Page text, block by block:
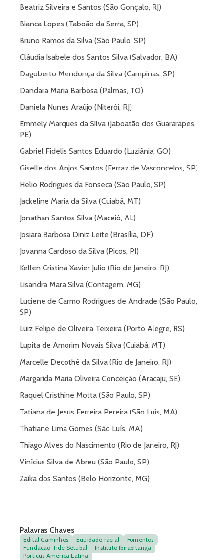
Beatriz Silveira e Santos (São Gonçalo, RJ)
Bianca Lopes (Taboão da Serra, SP)
Bruno Ramos da Silva (São Paulo, SP)
Cláudia Isabele dos Santos Silva (Salvador, BA)
Dagoberto Mendonça da Silva (Campinas, SP)
Dandara Maria Barbosa (Palmas, TO)
Daniela Nunes Araújo (Niterói, RJ)
Emmely Marques da Silva (Jaboatão dos Guararapes,
PE)
Gabriel Fidelis Santos Eduardo (Luziânia, GO)
Giselle dos Anjos Santos (Ferraz de Vasconcelos, SP)
Helio Rodrigues da Fonseca (São Paulo, SP)
Jackeline Maria da Silva (Cuiabá, MT)
Jonathan Santos Silva (Maceió, AL)
Josiara Barbosa Diniz Leite (Brasília, DF)
Jovanna Cardoso da Silva (Picos, PI)
Kellen Cristina Xavier Julio (Rio de Janeiro, RJ)
Lisandra Mara Silva (Contagem, MG)
Luciene de Carmo Rodrigues de Andrade (São Paulo,
SP)
Luiz Felipe de Oliveira Teixeira (Porto Alegre, RS)
Lupita de Amorim Novais Silva (Cuiabá, MT)
Marcelle Decothé da Silva (Rio de Janeiro, RJ)
Margarida Maria Oliveira Conceição (Aracaju, SE)
Raquel Cristhine Motta (São Paulo, SP)
Tatiana de Jesus Ferreira Pereira (São Luís, MA)
Thatiane Lima Gomes (São Luís, MA)
Thiago Alves do Nascimento (Rio de Janeiro, RJ)
Vinícius Silva de Abreu (São Paulo, SP)
Zaika dos Santos (Belo Horizonte, MG)
Palavras Chaves
Edital Caminhos Equidade racial
Fomentos
Fundação Tide Setubal
Instituto Ibirapitanga
Porticus América Latina